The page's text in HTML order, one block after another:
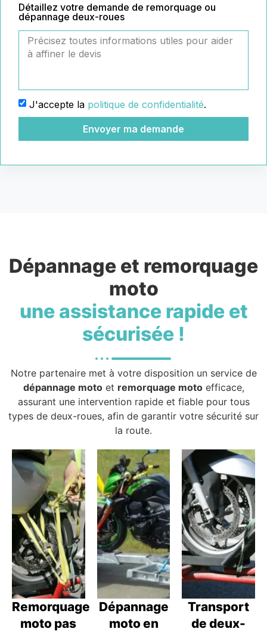
Détaillez votre demande de remorquage ou
dépannage deux-roues
J'accepte la politique de confidentialité.
Envoyer ma demande
Dépannage et remorquage
moto
une assistance rapide et
sécurisée !
Notre partenaire met à votre disposition un service de
dépannage motoet remorquage motoefficace,
assurant une intervention rapide et fiable pour tous
types de deux-roues, afin de garantir votre sécurité sur
la route.
Remorquage
moto pas
Dépannage
moto en
Transport
de deux-